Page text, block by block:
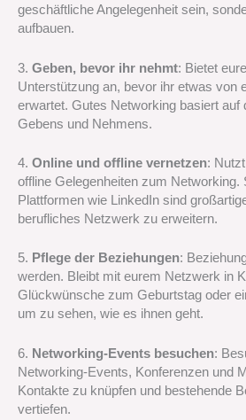
geschäftliche Angelegenheit sein,
aufbauen.
3. Geben, bevor ihr nehmt: Bietet
Unterstützung an, bevor ihr etwas von
erwartet. Gutes Networking basiert auf
Gebens und Nehmens.
4. Online und offline vernetzen:
offline Gelegenheiten zum Networking.
Plattformen wie LinkedIn sind
berufliches Netzwerk zu erweitern.
5. Pflege der Beziehungen:
werden. Bleibt mit eurem Netzwerk in
Glückwünsche zum Geburtstag oder
um zu sehen, wie es ihnen geht.
6. Networking-Events besuchen:
Networking-Events, Konferenzen und
Kontakte zu knüpfen und bestehende
vertiefen.